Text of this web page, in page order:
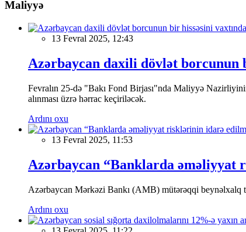
Maliyyə
13 Fevral 2025, 12:43
Azərbaycan daxili dövlət borcunun
Fevralın 25-də "Bakı Fond Birjası"nda Maliyyə
alınması üzrə hərrac keçiriləcək.
Ardını oxu
13 Fevral 2025, 11:53
Azərbaycan “Banklarda əməliyyat
Azərbaycan Mərkəzi Bankı (AMB) mütərəqqi beynəlxalq
Ardını oxu